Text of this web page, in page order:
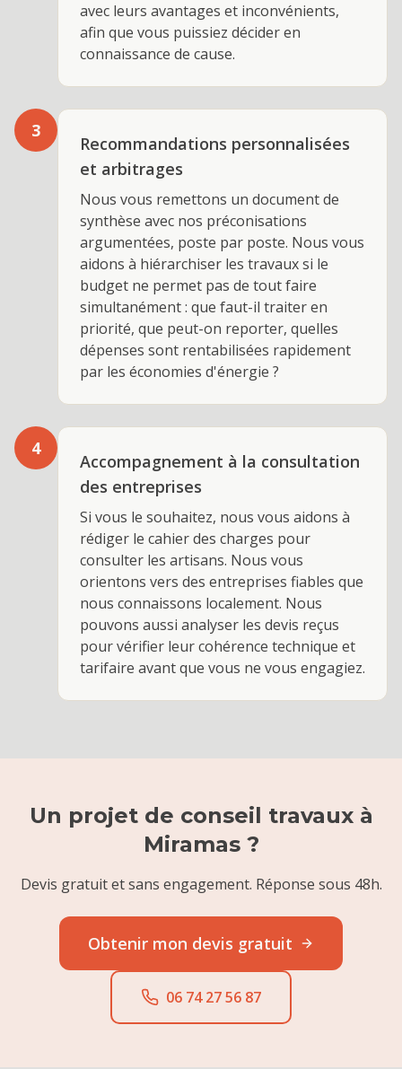
avec leurs avantages et inconvénients,
afin que vous puissiez décider en
connaissance de cause.
3
Recommandations personnalisées
et arbitrages
Nous vous remettons un document de
synthèse avec nos préconisations
argumentées, poste par poste. Nous vous
aidons à hiérarchiser les travaux si le
budget ne permet pas de tout faire
simultanément : que faut-il traiter en
priorité, que peut-on reporter, quelles
dépenses sont rentabilisées rapidement
par les économies d'énergie ?
4
Accompagnement à la consultation
des entreprises
Si vous le souhaitez, nous vous aidons à
rédiger le cahier des charges pour
consulter les artisans. Nous vous
orientons vers des entreprises fiables que
nous connaissons localement. Nous
pouvons aussi analyser les devis reçus
pour vérifier leur cohérence technique et
tarifaire avant que vous ne vous engagiez.
Un projet de conseil travauxà
Miramas?
Devis gratuit et sans engagement. Réponse sous 48h.
Obtenir mon devis gratuit
06 74 27 56 87